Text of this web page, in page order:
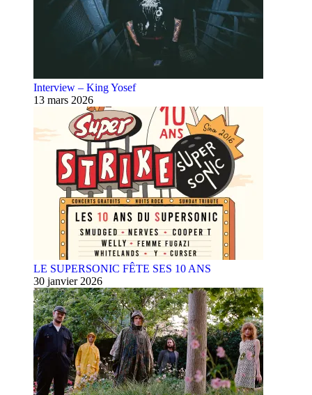
Interview – King Yosef
13 mars 2026
LE SUPERSONIC FÊTE SES 10 ANS
30 janvier 2026